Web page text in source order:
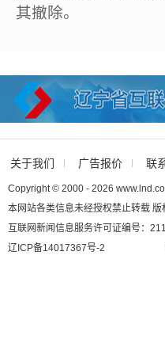
其撤除。
关于我们 广告报价 联
Copyright © 2000 - 2026
本网站各类信息未经授权禁止转载
互联网新闻信息服务许可证编号：
辽ICP备14017367号-2